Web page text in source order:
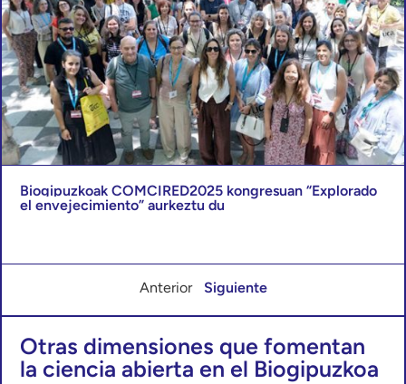
Biogipuzkoak COMCIRED2025 kongresuan “Explorado
el envejecimiento” aurkeztu du
Anterior Siguiente
Otras dimensiones que fomentan
la ciencia abierta en el Biogipuzkoa